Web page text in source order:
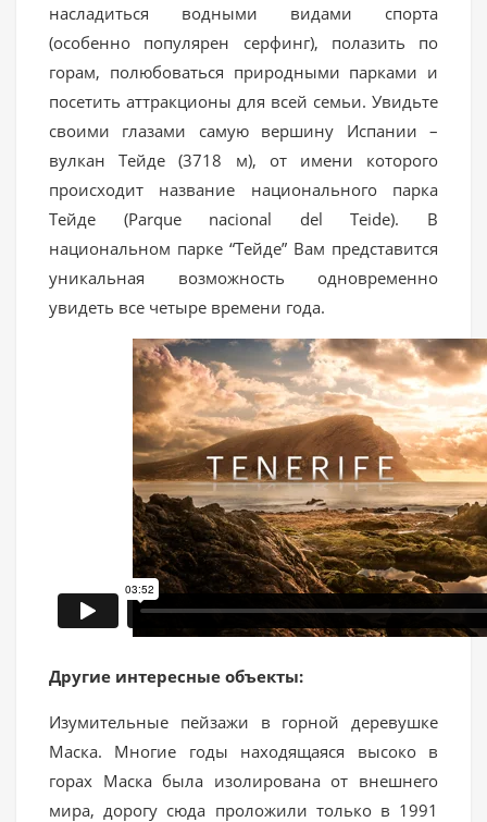
насладиться водными видами спорта
(особенно популярен серфинг), полазить по
горам, полюбоваться природными парками и
посетить аттракционы для всей семьи. Увидьте
своими глазами самую вершину Испании –
вулкан Тейде (3718 м), от имени которого
происходит название национального парка
Тейде (Parque nacional del Teide). В
национальном парке “Тейде” Вам представится
уникальная возможность одновременно
увидеть все четыре времени года.
Другие интересные объекты:
Изумительные пейзажи в горной деревушке
Маска. Многие годы находящаяся высоко в
горах Маска была изолирована от внешнего
мира, дорогу сюда проложили только в 1991